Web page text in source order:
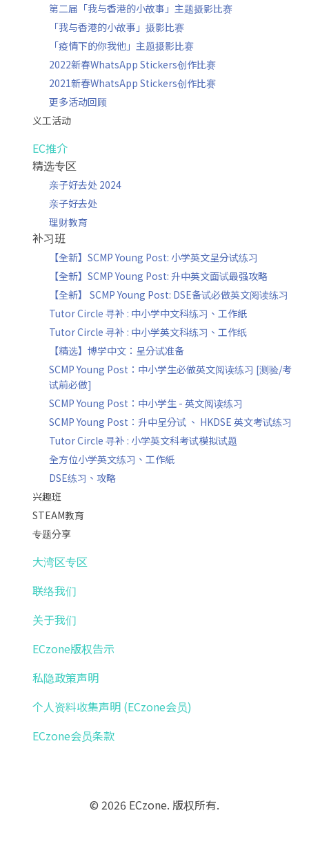
第二届「我与香港的小故事」主题摄影比赛
「我与香港的小故事」摄影比赛
「疫情下的你我他」主题摄影比赛
2022新春WhatsApp Stickers创作比赛
2021新春WhatsApp Stickers创作比赛
更多活动回顾
义工活动
EC推介
精选专区
亲子好去处 2024
亲子好去处
理财教育
补习班
【全新】SCMP Young Post: 小学英文呈分试练习
【全新】SCMP Young Post: 升中英文面试最强攻略
【全新】 SCMP Young Post: DSE备试必做英文阅读练习
Tutor Circle 寻补 : 中小学中文科练习、工作紙
Tutor Circle 寻补 : 中小学英文科练习、工作纸
【精选】博学中文：呈分试准备
SCMP Young Post：中小学生必做英文阅读练习 [测验/考
试前必做]
SCMP Young Post：中小学生 - 英文阅读练习
SCMP Young Post：升中呈分试 、 HKDSE 英文考试练习
Tutor Circle 寻补 : 小学英文科考试模拟试题
全方位小学英文练习、工作紙
DSE练习、攻略
兴趣班
STEAM教育
专题分享
大湾区专区
联络我们
关于我们
ECzone版权告示
私隐政策声明
个人资料收集声明 (ECzone会员)
ECzone会员条款
© 2026 ECzone. 版权所有.